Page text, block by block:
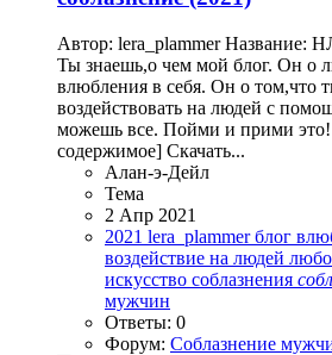
Автор: lera_plammer Название:
Ты знаешь,о чем мой блог. Он о
влюбления в себя. Он о
воздействовать на людей с
можешь все. Пойми и прими
содержимое] Скачать...
Алан-э-Дейл
Тема
2 Апр 2021
2021 lera_plammerблог
воздействие на людей
искусство соблазнения
мужчин
Ответы: 0
Форум: Соблазнение